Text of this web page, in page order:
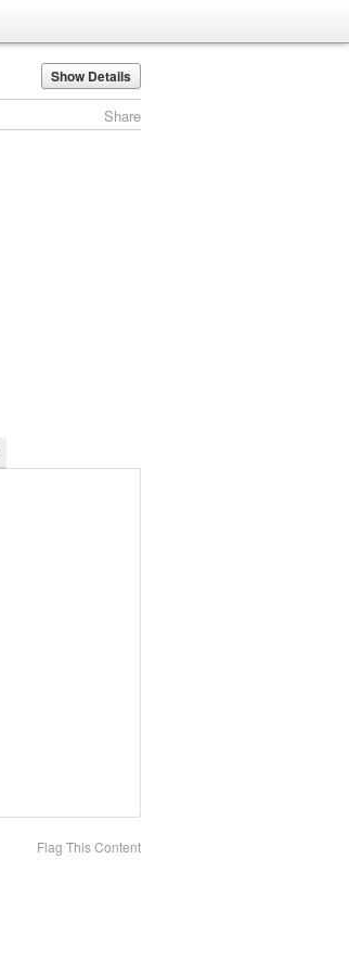
Show Details
Share
Flag This Content